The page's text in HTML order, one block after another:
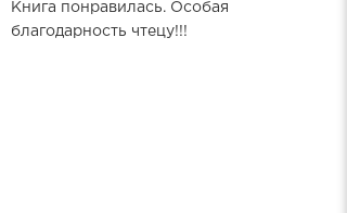
Книга понравилась. Особая
благодарность чтецу!!!